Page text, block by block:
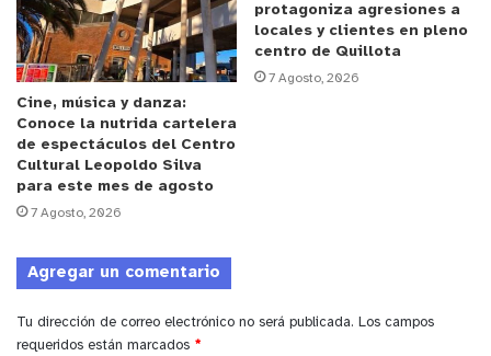
y tú, ¿qué opinas?
Cine, música y danza:
Conoce la nutrida cartelera
de espectáculos del Centro
Cultural Leopoldo Silva
para este mes de agosto
7 Agosto, 2026
protagoniza agresiones a
locales y clientes en pleno
centro de Quillota
7 Agosto, 2026
Agregar un comentario
Tu dirección de correo electrónico no será publicada. Los campos
requeridos están marcados *